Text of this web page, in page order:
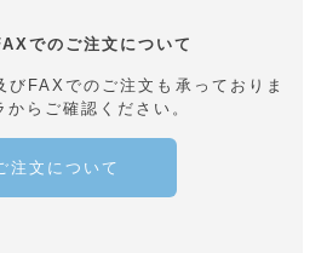
でのご注文について
びFAXでのご注文も承っておりま
らご確認ください。
注文について